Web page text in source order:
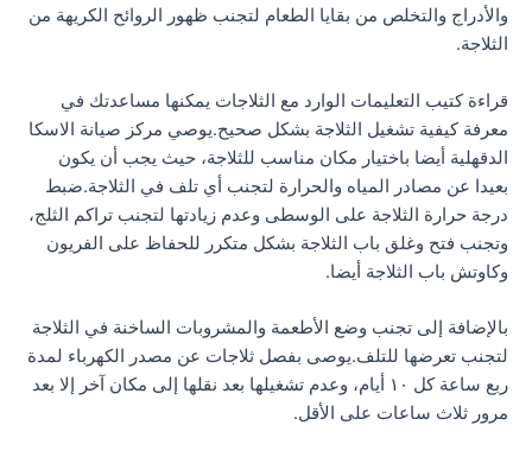
والأدراج والتخلص من بقايا الطعام لتجنب ظهور الروائح الكريهة من
الثلاجة.
قراءة كتيب التعليمات الوارد مع الثلاجات يمكنها مساعدتك في
معرفة كيفية تشغيل الثلاجة بشكل صحيح.يوصي مركز صيانة الاسكا
الدقهلية أيضا باختيار مكان مناسب للثلاجة، حيث يجب أن يكون
بعيدا عن مصادر المياه والحرارة لتجنب أي تلف في الثلاجة.ضبط
درجة حرارة الثلاجة على الوسطى وعدم زيادتها لتجنب تراكم الثلج،
وتجنب فتح وغلق باب الثلاجة بشكل متكرر للحفاظ على الفريون
وكاوتش باب الثلاجة أيضا.
بالإضافة إلى تجنب وضع الأطعمة والمشروبات الساخنة في الثلاجة
لتجنب تعرضها للتلف.يوصى بفصل ثلاجات عن مصدر الكهرباء لمدة
ربع ساعة كل ١٠ أيام، وعدم تشغيلها بعد نقلها إلى مكان آخر إلا بعد
مرور ثلاث ساعات على الأقل.